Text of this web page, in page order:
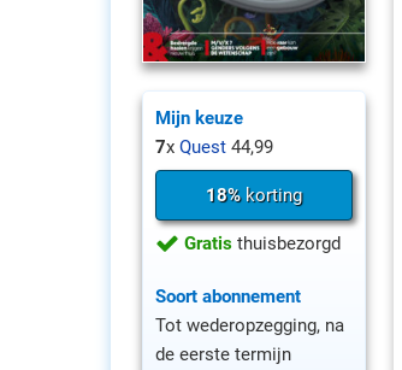
Mijn keuze
7x Quest 44,99
18%korting
Gratis thuisbezorgd
Soort abonnement
Tot wederopzegging, na
de eerste termijn